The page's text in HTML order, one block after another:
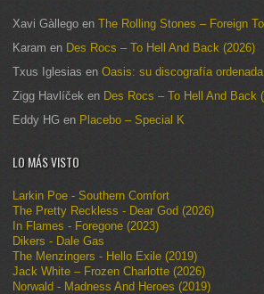
Xavi Gàllego en The Rolling Stones – Foreign
Karam en Des Rocs – To Hell And Back (2026)
Txus Iglesias en Oasis: su discografía
Zigg Havlíček en Des Rocs – To Hell And Back
Eddy HG en Placebo – Special K
LO MÁS VISTO
Larkin Poe - Southern Comfort
The Pretty Reckless - Dear God (2026)
In Flames - Foregone (2023)
Dikers - Dale Gas
The Menzingers - Hello Exile (2019)
Jack White – Frozen Charlotte (2026)
Norwald - Madness And Heroes (2019)